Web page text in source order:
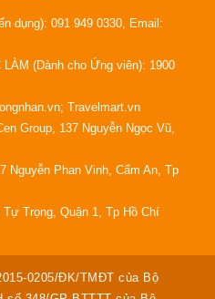
dụng): 091 949 0330, Email:
(Dành cho Ứng viên): 1900
Travelmart.vn
Group, 137 Nguyễn Ngọc Vũ,
Nguyễn Phan Vinh, Cẩm An, Tp
Trọng, Quận 1, Tp Hồ Chí
0205/ĐK/TMĐT của Bộ